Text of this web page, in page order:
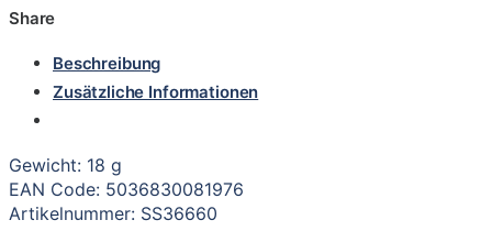
Share
Beschreibung
Zusätzliche Informationen
Gewicht: 18 g
EAN Code: 5036830081976
Artikelnummer: SS36660